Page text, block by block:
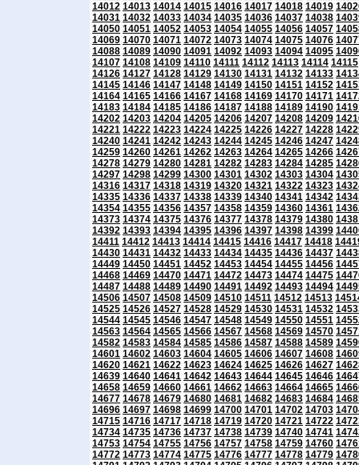
14012 14013 14014 14015 14016 14017 14018 14019
14031 14032 14033 14034 14035 14036 14037 14038
14050 14051 14052 14053 14054 14055 14056 14057
14069 14070 14071 14072 14073 14074 14075 14076
14088 14089 14090 14091 14092 14093 14094 14095
14107 14108 14109 14110 14111 14112 14113 14114 14115
14126 14127 14128 14129 14130 14131 14132 14133
14145 14146 14147 14148 14149 14150 14151 14152
14164 14165 14166 14167 14168 14169 14170 14171
14183 14184 14185 14186 14187 14188 14189 14190
14202 14203 14204 14205 14206 14207 14208 14209
14221 14222 14223 14224 14225 14226 14227 14228
14240 14241 14242 14243 14244 14245 14246 14247
14259 14260 14261 14262 14263 14264 14265 14266
14278 14279 14280 14281 14282 14283 14284 14285
14297 14298 14299 14300 14301 14302 14303 14304
14316 14317 14318 14319 14320 14321 14322 14323
14335 14336 14337 14338 14339 14340 14341 14342
14354 14355 14356 14357 14358 14359 14360 14361
14373 14374 14375 14376 14377 14378 14379 14380
14392 14393 14394 14395 14396 14397 14398 14399
14411 14412 14413 14414 14415 14416 14417 14418
14430 14431 14432 14433 14434 14435 14436 14437
14449 14450 14451 14452 14453 14454 14455 14456
14468 14469 14470 14471 14472 14473 14474 14475
14487 14488 14489 14490 14491 14492 14493 14494
14506 14507 14508 14509 14510 14511 14512 14513
14525 14526 14527 14528 14529 14530 14531 14532
14544 14545 14546 14547 14548 14549 14550 14551
14563 14564 14565 14566 14567 14568 14569 14570
14582 14583 14584 14585 14586 14587 14588 14589
14601 14602 14603 14604 14605 14606 14607 14608
14620 14621 14622 14623 14624 14625 14626 14627
14639 14640 14641 14642 14643 14644 14645 14646
14658 14659 14660 14661 14662 14663 14664 14665
14677 14678 14679 14680 14681 14682 14683 14684
14696 14697 14698 14699 14700 14701 14702 14703
14715 14716 14717 14718 14719 14720 14721 14722
14734 14735 14736 14737 14738 14739 14740 14741
14753 14754 14755 14756 14757 14758 14759 14760
14772 14773 14774 14775 14776 14777 14778 14779